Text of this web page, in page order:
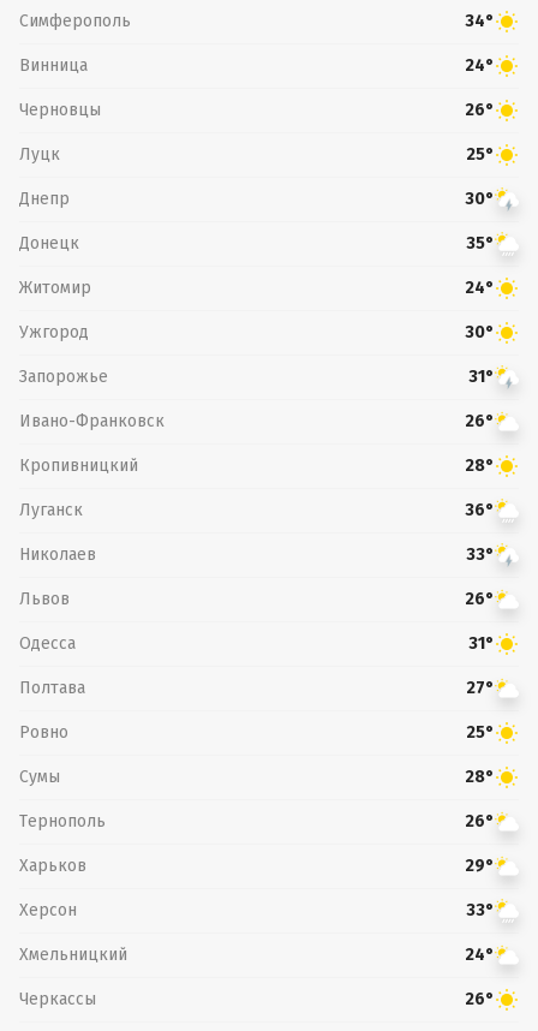
Симферополь 34°
Винница 24°
Черновцы 26°
Луцк 25°
Днепр 30°
Донецк 35°
Житомир 24°
Ужгород 30°
Запорожье 31°
Ивано-Франковск 26°
Кропивницкий 28°
Луганск 36°
Николаев 33°
Львов 26°
Одесса 31°
Полтава 27°
Ровно 25°
Сумы 28°
Тернополь 26°
Харьков 29°
Херсон 33°
Хмельницкий 24°
Черкассы 26°